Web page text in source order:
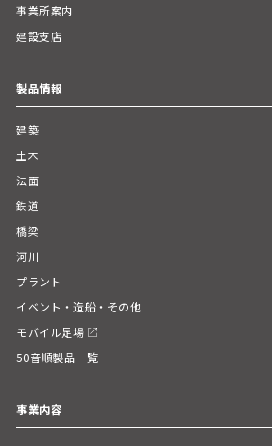
事業所案内
建設支店
製品情報
建築
土木
法面
鉄道
橋梁
河川
プラント
イベント・造船・その他
モバイル足場
50音順製品一覧
事業内容